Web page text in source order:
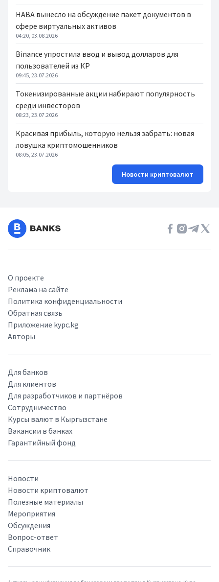
НАВА вынесло на обсуждение пакет документов в
сфере виртуальных активов
04:20, 03.08.2026
Binance упростила ввод и вывод долларов для
пользователей из КР
09:45, 23.07.2026
Токенизированные акции набирают популярность
среди инвесторов
08:23, 23.07.2026
Красивая прибыль, которую нельзя забрать: новая
ловушка криптомошенников
08:05, 23.07.2026
Новости криптовалют
О проекте
Реклама на сайте
Политика конфиденциальности
Обратная связь
Приложение kypc.kg
Авторы
Для банков
Для клиентов
Для разработчиков и партнёров
Сотрудничество
Курсы валют в Кыргызстане
Вакансии в банках
Гарантийный фонд
Новости
Новости криптовалют
Полезные материалы
Мероприятия
Обсуждения
Вопрос-ответ
Справочник